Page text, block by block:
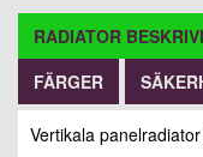
RADIATOR
FÄRGER
Vertikala